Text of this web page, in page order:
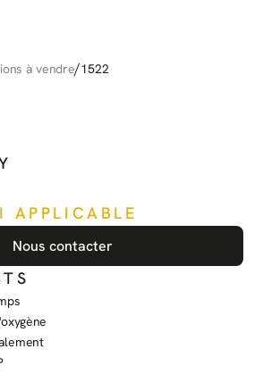
à vendre/1522
APPLICABLE
Nous contacter